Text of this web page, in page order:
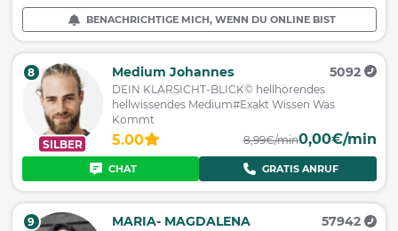
BENACHRICHTIGE MICH, WENN DU ONLINE BIST
SILBER
8 Medium Johannes 5092
DEIN KLARSICHT-BLICK© hellhörendes
hellwissendes Medium#Exakt Wissen Was
Kommt
5.00 8,99€/min0,00€/min
CHAT GRATIS ANRUF
9 MARIA- MAGDALENA 57942